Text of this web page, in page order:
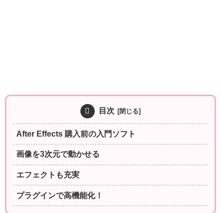
目次
After Effects 購入前の入門ソフト
画像を3次元で動かせる
エフェクトも充実
プラグインで高機能化！